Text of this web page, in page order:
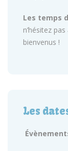
Les temps
n’hésitez
bienvenus !
Les